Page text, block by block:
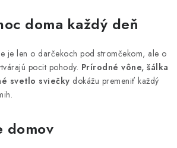
doma každý deň
je len o darčekoch pod stromčekom, ale o
pocit pohody. Prírodné vône, šálka
svetlo sviečky dokážu premeniť každý
domov